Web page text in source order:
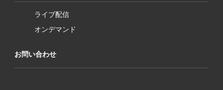
ライブ配信
オンデマンド
お問い合わせ